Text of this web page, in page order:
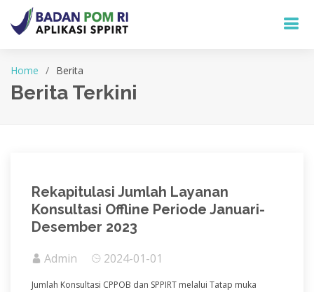
Home Berita
Berita Terkini
Rekapitulasi Jumlah Layanan
Konsultasi Offline Periode Januari-
Desember 2023
Admin 2024-01-01
Jumlah Konsultasi CPPOB dan SPPIRT melalui Tatap muka